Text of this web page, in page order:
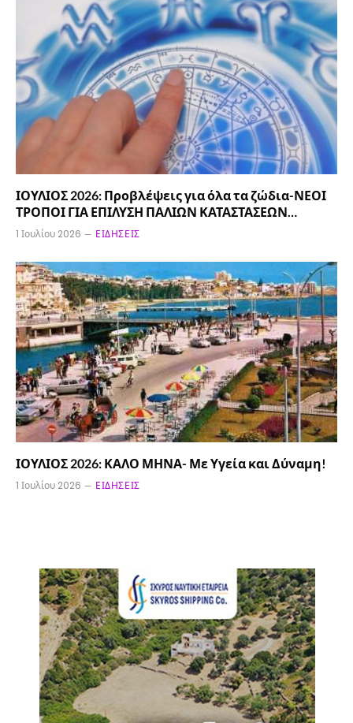
ΙΟΥΛΙΟΣ 2026: Προβλέψεις για όλα τα ζώδια-ΝΕΟΙ
ΤΡΟΠΟΙ ΓΙΑ ΕΠΙΛΥΣΗ ΠΑΛΙΩΝ ΚΑΤΑΣΤΑΣΕΩΝ…
1 Ιουλίου 2026 ΕΙΔΉΣΕΙΣ
ΙΟΥΛΙΟΣ 2026: ΚΑΛΟ ΜΗΝΑ- Με Υγεία και Δύναμη!
1 Ιουλίου 2026 ΕΙΔΉΣΕΙΣ